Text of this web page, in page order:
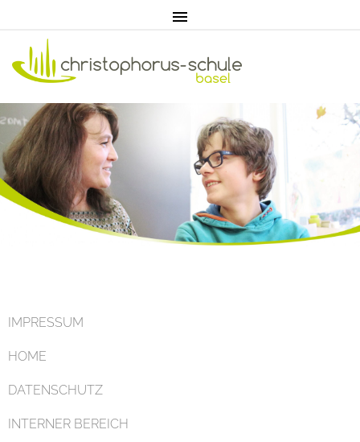
Home
IMPRESSUM
HOME
DATENSCHUTZ
INTERNER BEREICH